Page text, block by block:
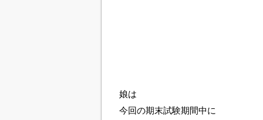
娘は
今回の期末試験期間中に